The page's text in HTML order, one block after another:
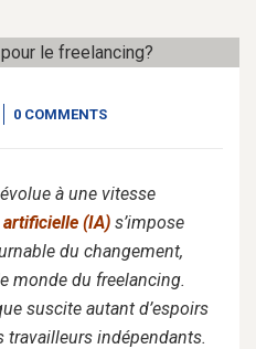
0 COMMENTS
à une vitesse
artificielle (IA) s’impose
du changement,
monde du freelancing.
suscite autant d’espoirs
travailleurs indépendants.